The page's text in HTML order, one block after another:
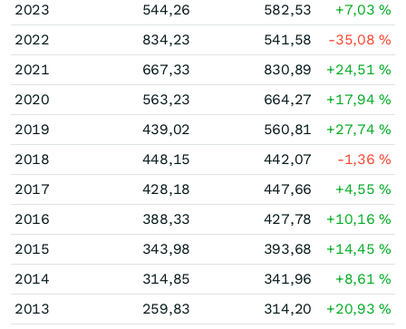
2023
544,26 582,53 +7,03%
2022
834,23 541,58 -35,08%
2021
667,33 830,89 +24,51%
2020
563,23 664,27 +17,94%
2019
439,02 560,81 +27,74%
2018
448,15 442,07 -1,36%
2017
428,18 447,66 +4,55%
2016
388,33 427,78 +10,16%
2015
343,98 393,68 +14,45%
2014
314,85 341,96 +8,61%
2013
259,83 314,20 +20,93%